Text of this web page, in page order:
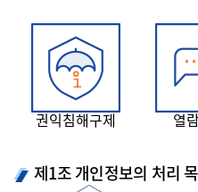
권익침해구제 열
제1조 개인정보의 처리